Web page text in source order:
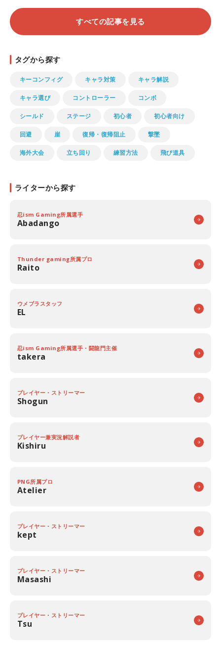
すべての記事を見る
タグから探す
キーコンフィグ キャラ対策 キャラ解説
キャラ選び コントローラー コンボ
シールド ステージ 初心者 初心者向け
回避 崖 復帰・復帰阻止 撃墜
海外大会 立ち回り 練習方法 飛び道具
ライターから探す
忍ism Gaming所属選手
Abadango
Thunder gaming所属プロ
Raito
ウメブラスタッフ
EL
忍ism Gaming所属選手・闘龍門主催
takera
プレイヤー・ストリーマー
Shogun
プレイヤー兼実況解説者
Kishiru
PNG所属プロ
Atelier
プレイヤー・ストリーマー
kept
プレイヤー・ストリーマー
Masashi
プレイヤー・ストリーマー
Tsu